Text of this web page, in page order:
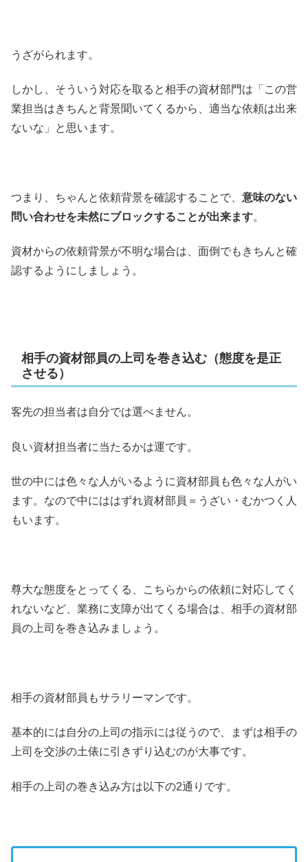
うざがられます。
しかし、そういう対応を取ると相手の資材部門は「この営
業担当はきちんと背景聞いてくるから、適当な依頼は出来
ないな」と思います。
つまり、ちゃんと依頼背景を確認することで、 意味のない
問い合わせを未然にブロックすることが出来ます。
資材からの依頼背景が不明な場合は、面倒でもきちんと確
認するようにしましょう。
相手の資材部員の上司を巻き込む（態度を是正
させる）
客先の担当者は自分では選べません。
良い資材担当者に当たるかは運です。
世の中には色々な人がいるように資材部員も色々な人がい
ます。なので中にははずれ資材部員＝うざい・むかつく人
もいます。
尊大な態度をとってくる、こちらからの依頼に対応してく
れないなど、業務に支障が出てくる場合は、相手の資材部
員の上司を巻き込みましょう。
相手の資材部員もサラリーマンです。
基本的には自分の上司の指示には従うので、まずは相手の
上司を交渉の土俵に引きずり込むのが大事です。
相手の上司の巻き込み方は以下の2通りです。